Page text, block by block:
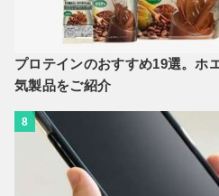
プロテインのおすすめ19選。ホ
気製品をご紹介
8